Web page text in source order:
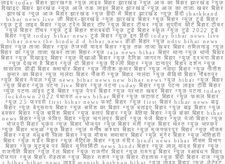
लाइव today बिहार झारखण्ड न्यूज़ लाइव बिहार झारखंड न्यूज़ आज का बिहार झारखंड न्यूज़
दिखाइए बिहार झारखंड न्यूज़ आज तक लाइव बिहार झारखंड न्यूज़ आज का ताजा खबर बिहार
झारखंड न्यूज़ आज बिहार झारखंड न्यूज़ हिंदी में बिहार झारखंड न्यूज़ हिंदी jharkhand
bihar news live जी बिहार-झारखंड न्यूज़ झारखंड बिहार न्यूज़ बिहार न्यूज़ टुडे बिहार
न्यूज़ टुडे लाइव बिहार न्यूज़ ट्रेन बिहार टॉप न्यूज़ बिहार टीचर न्यूज़ सुप्रीम कोर्ट बिहार टीचर
न्यूज़ बिहार टीचर न्यूज़ टुडे बिहार शराबबंदी न्यूज़ टुडे बिहार स्कूल न्यूज़ टुडे 2022 टुडे
बिहार न्यूज़ today bihar news टुडे बिहार न्यूज़ इन हिंदी today bihar news live
bihar news the hindu d d bihar news डीडी बिहार न्यूज़ ndtv bihar news
बिहार न्यूज़ ताजा बिहार न्यूज़ तेजस्वी यादव बिहार न्यूज़ तक ताजा खबर बिहार तमिलनाडु न्यूज़
बिहार का न्यूज़ ताजा खबर ताजा बिहार न्यूज़ taja news bihar बिहार थाना न्यूज़ थाना बिहार
बिहार न्यूज़ दिखाइए बिहार न्यूज़ दिखाओ बिहार न्यूज़ दैनिक जागरण बिहार न्यूज़ दरभंगा बिहार
न्यूज़ देखना है बिहार न्यूज़ दो बिहार न्यूज़ दिल्ली बिहार न्यूज़ दानापुर बिहार दर्शन न्यूज़
सासाराम डीडी बिहार समाचार बिहार न्यूज़ नीतीश कुमार बिहार न्यूज़ नवादा बिहार न्यूज़ नीतीश
कुमार का बिहार न्यूज़ नालंदा बिहार नौकरी न्यूज़ बिहार नालंदा न्यूज़ वीडियो बिहार नौबतपुर
न्यूज़ बिहार नेपाल न्यूज़ news bihar news new bihar news न्यूज़ bihar न्यूज़ बिहार
न्यूज़ बिहार न्यूज़ पटना live बिहार न्यूज़ पटना today बिहार न्यूज़ पटना लाइव टीवी बिहार
न्यूज़ पटना लाइव टुडे बिहार न्यूज़ पेपर बिहार न्यूज़ प्रभात खबर बिहार न्यूज़ पटना today
lockdown 2022 पंचायत news bihar बिहार न्यूज़ फटाफट बिहार न्यूज़ फसल बिहार
न्यूज़ 25 फरवरी first bihar news फर्स्ट बिहार न्यूज़ first बिहार bihar news बाढ़
बिहार न्यूज़ बेगूसराय बिहार न्यूज़ बारिश का बिहार न्यूज़ बताइए बिहार न्यूज़ बाढ़ बिहार न्यूज़
बक्सर बिहार न्यूज़ बारिश बिहार न्यूज़ बताएं बिहार न्यूज़ बेतिया बिहार न्यूज़ बांका बिहार bihar
news बिहार न्यूज़ भेजिए बिहार न्यूज़ भागलपुर बिहार न्यूज़ भेजें बिहार न्यूज़ भेजो बिहार न्यूज़
भोजपुरी बिहार भूकंप न्यूज़ बिहार भोजपुर न्यूज़ बिहार भर्ती न्यूज़ बिहार भारत न्यूज़ भास्कर
न्यूज़ बिहार भभुआ न्यूज़ बिहार न्यूज़ मनीष कश्यप बिहार न्यूज़ मुजफ्फरपुर बिहार न्यूज़ मौसम
बिहार न्यूज़ मधुबनी जिला बिहार न्यूज़ मौसम समाचार बिहार न्यूज़ मुंगेर बिहार न्यूज़ मोतिहारी
बिहार न्यूज़ मर्डर बिहार न्यूज़ मैट्रिक बिहार न्यूज़ मंदिर hindi news bihar मौसम विभाग
बिहार न्यूज़ यूट्यूब पर बिहार यूनिवर्सिटी news hindi बिहार न्यूज़ लालू यादव बिहार न्यूज़
राजनीति बिहार न्यूज़ रेल बिहार न्यूज़ राजगीर बिहार न्यूज़ रामगढ़ बिहार न्यूज़ रक्षाबंधन बिहार
रोजगार न्यूज़ बिहार रोहतास न्यूज़ बिहार राशन न्यूज़ बिहार रोहतास न्यूज़ हिंदी बिहार राज न्यूज़
r bihar bihar news लाइव manish kashyap bihar न्यूज़ लाइव बिहार न्यूज़ लेटेस्ट